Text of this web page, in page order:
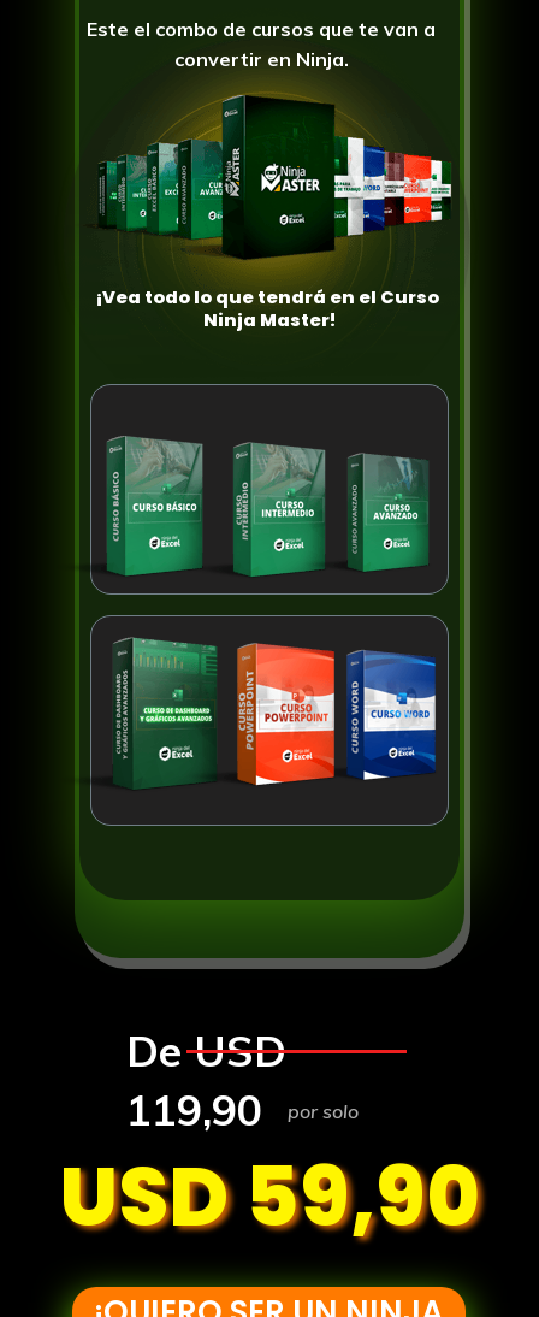
De USD
119,90
Este el combo de cursos que te van a
convertir en Ninja.
¡Vea todo lo que tendrá en el Curso
Ninja Master!
por solo
USD 59,90